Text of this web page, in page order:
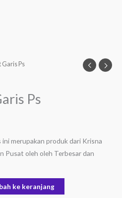
Garis Ps
Ps
merupakan produk dari Krisna
Pusat oleh oleh Terbesar dan
ke keranjang